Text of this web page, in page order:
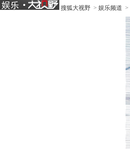
搜狐大视野 > 娱乐频道 >